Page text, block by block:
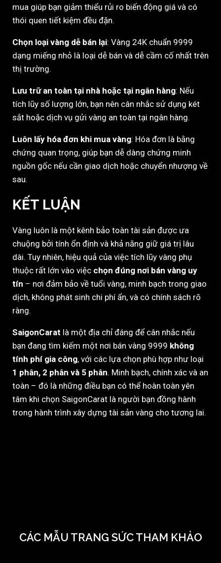
mua giúp bạn giảm thiểu rủi ro biến động giá và có
thói quen tiết kiệm đều đặn.
Chọn loại vàng dễ bán lại: Vàng 24K chuẩn 9999
dạng miếng nhỏ là loại dễ bán và dễ cầm cố nhất trên
thị trường.
Lưu trữ an toàn tại nhà hoặc tại ngân hàng: Nếu
tích lũy số lượng lớn, bạn nên cân nhắc sử dụng két
sắt hoặc dịch vụ gửi vàng an toàn tại ngân hàng.
Luôn lấy hóa đơn khi mua vàng: Hóa đơn là bằng
chứng quan trọng, giúp bạn dễ dàng chứng minh
nguồn gốc nếu cần giao dịch hoặc chuyển nhượng về
sau.
KẾT LUẬN
Vàng luôn là một kênh bảo toàn tài sản được ưa
chuộng bởi tính ổn định và khả năng giữ giá trị lâu
dài. Tuy nhiên, hiệu quả của việc tích lũy vàng phụ
thuộc rất lớn vào việc chọn đúng nơi bán vàng uy
tín – nơi đảm bảo về tuổi vàng, minh bạch trong giao
dịch, không phát sinh chi phí ẩn, và có chính sách rõ
ràng.
SaigonCarat là một địa chỉ đáng để cân nhắc nếu
bạn đang tìm kiếm một nơi bán vàng 9999 không
tính phí gia công, với các lựa chọn phù hợp như loại
1 phân, 2 phân và 5 phân. Minh bạch, chính xác và an
toàn – đó là những điều bạn có thể hoàn toàn yên
tâm khi chọn SaigonCarat là người bạn đồng hành
trong hành trình xây dựng tài sản vàng cho tương lai.
CÁC MẪU TRANG SỨC THAM KHẢO